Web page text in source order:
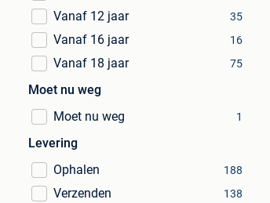
Vanaf 12 jaar 35
Vanaf 16 jaar 16
Vanaf 18 jaar 75
Moet nu weg
Moet nu weg
1
Levering
Ophalen
188
Verzenden 138